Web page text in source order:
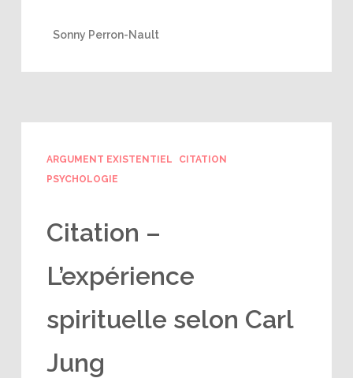
Sonny Perron-Nault
ARGUMENT EXISTENTIEL
CITATION
PSYCHOLOGIE
Citation –
L’expérience
spirituelle selon Carl
Jung